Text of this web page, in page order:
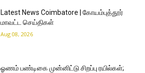
Latest News Coimbatore | கோயம்புத்தூர்
மாவட்ட செய்திகள்
Aug 08, 2026
ஓணம் பண்டிகை முன்னிட்டு சிறப்பு ரயில்கள்;